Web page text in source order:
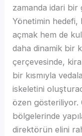
zamanda idari
Yönetimin hedefi,
açmak hem de
daha dinamik bir
çerçevesinde,
bir kısmıyla
iskeletini
özen gösteriliyor.
bölgelerinde
direktörün elini